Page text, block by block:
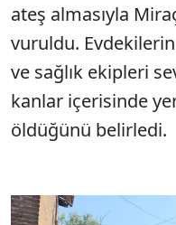
ateş almasıyla
vuruldu.
ve sağlık ekipleri
kanlar içerisinde
öldüğünü belirledi.